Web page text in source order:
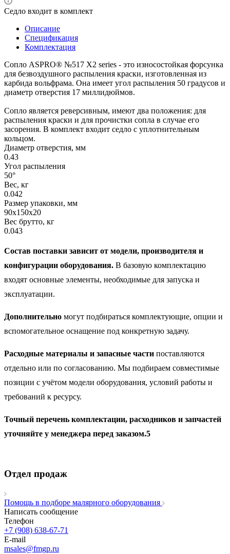
Седло входит в комплект
Описание
Спецификация
Комплектация
Сопло ASPRO® №517 X2 series - это износостойкая форсунка
для безвоздушного распыления краски, изготовленная из
карбида вольфрама. Она имеет угол распыления 50 градусов и
диаметр отверстия 17 миллидюймов.
Сопло является реверсивным, имеют два положения: для
распыления краски и для прочистки сопла в случае его
засорения. В комплект входит седло с уплотнительным
кольцом.
Диаметр отверстия, мм
0.43
Угол распыления
50°
Вес, кг
0.042
Размер упаковки, мм
90x150x20
Вес брутто, кг
0.043
Состав поставки зависит от модели, производителя и
конфигурации оборудования. В базовую комплектацию
входят основные элементы, необходимые для запуска и
эксплуатации.
Дополнительно могут подбираться комплектующие, опции и
вспомогательное оснащение под конкретную задачу.
Расходные материалы и запасные части поставляются
отдельно или по согласованию. Мы подбираем совместимые
позиции с учётом модели оборудования, условий работы и
требований к ресурсу.
Точный перечень комплектации, расходников и запчастей
уточняйте у менеджера перед заказом.5
Отдел продаж
Помощь в подборе малярного оборудования
Написать сообщение
Телефон
+7 (908) 638-67-71
E-mail
msales@fmgp.ru